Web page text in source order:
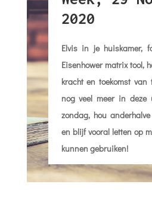
2020
Elvis in je huiskamer,
Eisenhower matrix tool,
kracht en toekomst van
nog veel meer in deze
zondag, hou
en blijf vooral letten op
kunnen gebruiken!